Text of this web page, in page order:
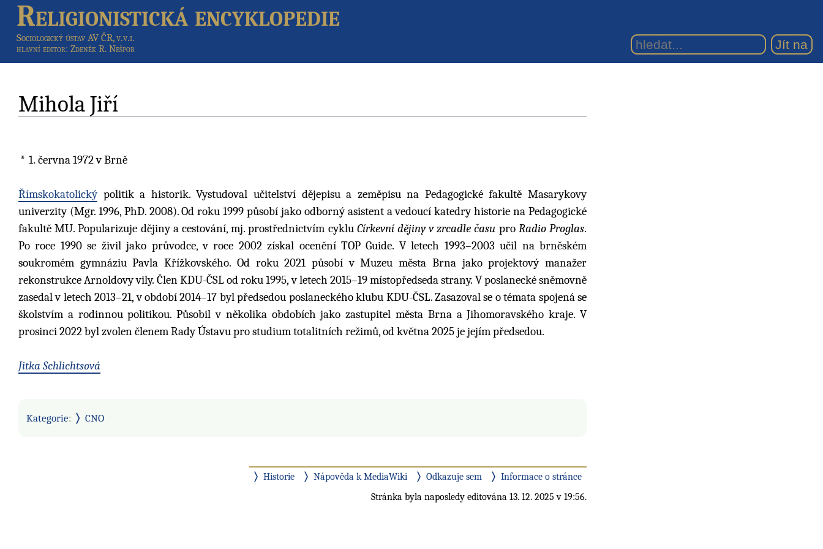
Religionistická encyklopedie
Sociologický ústav AV ČR, v.v.i.
hlavní editor: Zdeněk R. Nešpor
Mihola Jiří
1. června 1972v Brně
Římskokatolickýpolitik a historik. Vystudoval učitelství dějepisu a zeměpisu na Pedagogické fakultě Masarykovy
univerzity (Mgr. 1996, PhD. 2008). Od roku 1999 působí jako odborný asistent a vedoucí katedry historie na Pedagogické
fakultě MU. Popularizuje dějiny a cestování, mj. prostřednictvím cyklu Církevní dějiny v zrcadle času pro Radio Proglas.
Po roce 1990 se živil jako průvodce, v roce 2002 získal ocenění TOP Guide. V letech 1993–2003 učil na brněském
soukromém gymnáziu Pavla Křížkovského. Od roku 2021 působí v Muzeu města Brna jako projektový manažer
rekonstrukce Arnoldovy vily. Člen KDU-ČSL od roku 1995, v letech 2015–19 místopředseda strany. V poslanecké sněmovně
zasedal v letech 2013–21, v období 2014–17 byl předsedou poslaneckého klubu KDU-ČSL. Zasazoval se o témata spojená se
školstvím a rodinnou politikou. Působil v několika obdobích jako zastupitel města Brna a Jihomoravského kraje. V
prosinci 2022 byl zvolen členem Rady Ústavu pro studium totalitních režimů, od května 2025 je jejím předsedou.
Jitka Schlichtsová
Kategorie: CNO
Historie Nápověda k MediaWiki Odkazuje sem
Informace o stránce
Stránka byla naposledy editována 13. 12. 2025 v 19:56.